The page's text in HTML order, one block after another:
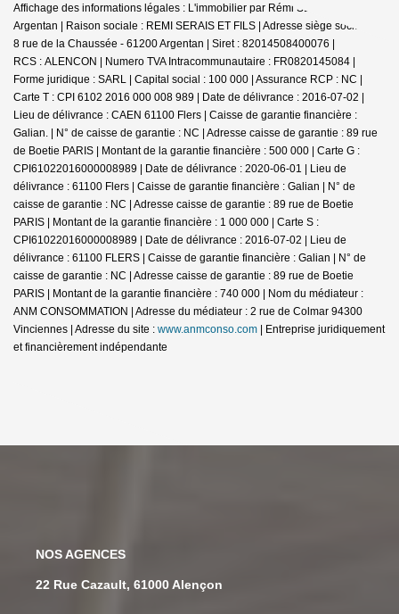
Affichage des informations légales : L'immobilier par Rémi SERAIS -
Argentan | Raison sociale : REMI SERAIS ET FILS | Adresse siège social : 6-
8 rue de la Chaussée - 61200 Argentan | Siret : 82014508400076 |
RCS : ALENCON | Numero TVA Intracommunautaire : FR0820145084 |
Forme juridique : SARL | Capital social : 100 000 | Assurance RCP : NC |
Carte T : CPI 6102 2016 000 008 989 | Date de délivrance : 2016-07-02 |
Lieu de délivrance : CAEN 61100 Flers | Caisse de garantie financière :
Galian. | N° de caisse de garantie : NC | Adresse caisse de garantie : 89 rue
de Boetie PARIS | Montant de la garantie financière : 500 000 | Carte G :
CPI61022016000008989 | Date de délivrance : 2020-06-01 | Lieu de
délivrance : 61100 Flers | Caisse de garantie financière : Galian | N° de
caisse de garantie : NC | Adresse caisse de garantie : 89 rue de Boetie
PARIS | Montant de la garantie financière : 1 000 000 | Carte S :
CPI61022016000008989 | Date de délivrance : 2016-07-02 | Lieu de
délivrance : 61100 FLERS | Caisse de garantie financière : Galian | N° de
caisse de garantie : NC | Adresse caisse de garantie : 89 rue de Boetie
PARIS | Montant de la garantie financière : 740 000 | Nom du médiateur :
ANM CONSOMMATION | Adresse du médiateur : 2 rue de Colmar 94300
Vinciennes | Adresse du site : www.anmconso.com | Entreprise juridiquement
et financièrement indépendante
NOS AGENCES
22 Rue Cazault, 61000 Alençon